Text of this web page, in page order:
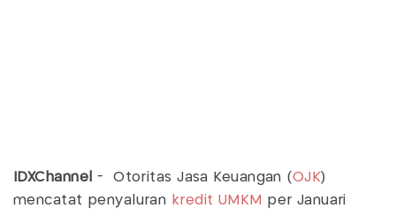
IDXChannel - Otoritas Jasa Keuangan (OJK)
mencatat penyaluran kredit UMKM per Januari